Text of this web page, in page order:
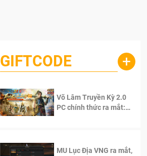
GIFTCODE +
Võ Lâm Truyền Kỳ 2.0
PC chính thức ra mắt:
MU Lục Địa VNG ra mắt,